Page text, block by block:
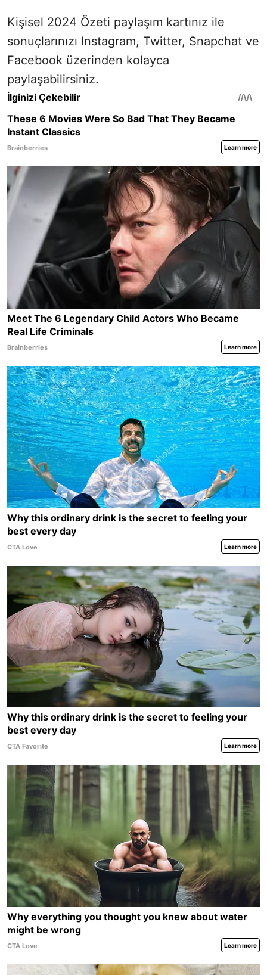
Kişisel 2024 Özeti paylaşım kartınız ile
sonuçlarınızı Instagram, Twitter, Snapchat ve
Facebook üzerinden kolayca
paylaşabilirsiniz.